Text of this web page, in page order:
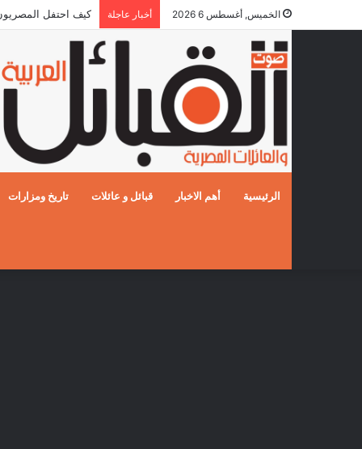
الخميس, أغسطس 6 2026 أخبار عاجلة كيف احتفل المصريون
الرئيسية أهم الاخبار قبائل و عائلات تاريخ ومزارات